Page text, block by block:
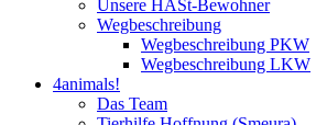
Unsere HASt-Bewohner
Wegbeschreibung
Wegbeschreibung PKW
Wegbeschreibung LKW
4animals!
Das Team